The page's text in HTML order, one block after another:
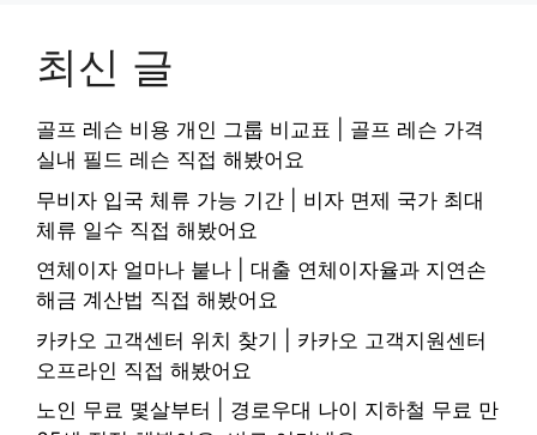
최신 글
골프 레슨 비용 개인 그룹 비교표 | 골프 레슨 가격
실내 필드 레슨 직접 해봤어요
무비자 입국 체류 가능 기간 | 비자 면제 국가 최대
체류 일수 직접 해봤어요
연체이자 얼마나 붙나 | 대출 연체이자율과 지연손
해금 계산법 직접 해봤어요
카카오 고객센터 위치 찾기 | 카카오 고객지원센터
오프라인 직접 해봤어요
노인 무료 몇살부터 | 경로우대 나이 지하철 무료 만